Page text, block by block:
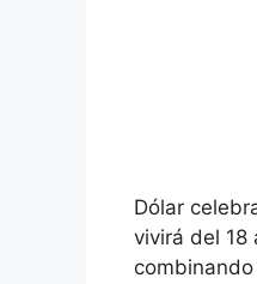
Dólar
vivirá del 18